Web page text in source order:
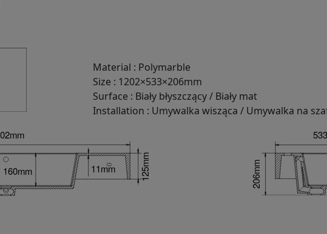
Material : Polymarble
Size : 1202×533×206mm
Surface : Biały błyszczący / Biały mat
Installation : Umywalka wisząca / Umywalka na